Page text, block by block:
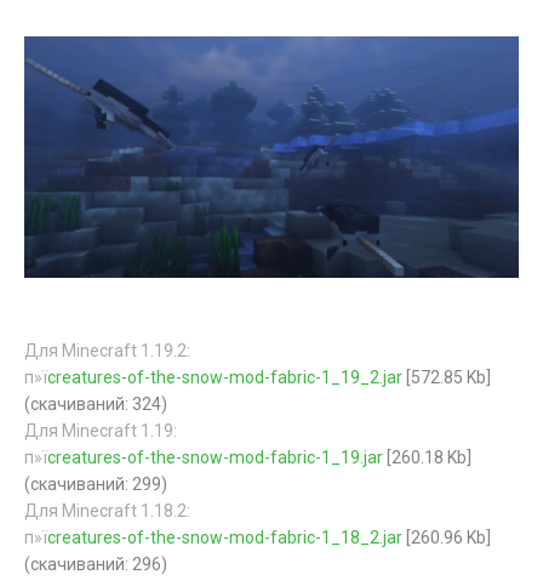
Для Minecraft 1.19.2:
п»їcreatures-of-the-snow-mod-fabric-1_19_2.jar [572.85 Kb]
(cкачиваний: 324)
Для Minecraft 1.19:
п»їcreatures-of-the-snow-mod-fabric-1_19.jar [260.18 Kb]
(cкачиваний: 299)
Для Minecraft 1.18.2:
п»їcreatures-of-the-snow-mod-fabric-1_18_2.jar [260.96 Kb]
(cкачиваний: 296)